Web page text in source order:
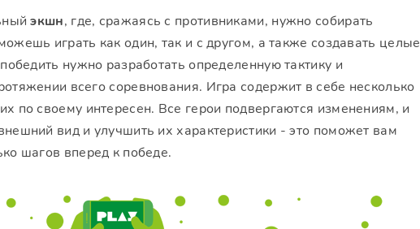
экшн, где, сражаясь с противниками, нужно собирать
играть как один, так и с другом, а также создавать целые
нужно разработать определенную тактику и
всего соревнования. Игра содержит в себе несколько
по своему интересен. Все герои подвергаются изменениям, и
вид и улучшить их характеристики - это поможет вам
шагов вперед к победе.